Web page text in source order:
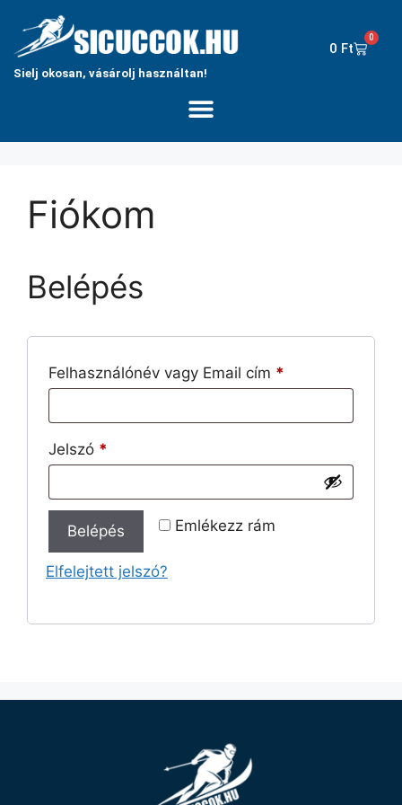
Sielj okosan, vásárolj használtan!
0 Ft
0
Fiókom
Belépés
Felhasználónév vagy Email cím *
Jelszó *
Emlékezz rám
Belépés
Elfelejtett jelszó?